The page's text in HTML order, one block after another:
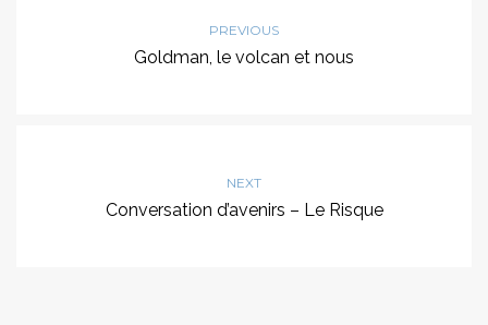
PREVIOUS
Goldman, le volcan et nous
NEXT
Conversation d’avenirs – Le Risque